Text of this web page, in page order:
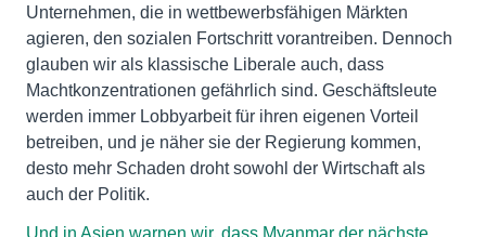
Unternehmen, die in wettbewerbsfähigen Märkten
agieren, den sozialen Fortschritt vorantreiben. Dennoch
glauben wir als klassische Liberale auch, dass
Machtkonzentrationen gefährlich sind. Geschäftsleute
werden immer Lobbyarbeit für ihren eigenen Vorteil
betreiben, und je näher sie der Regierung kommen,
desto mehr Schaden droht sowohl der Wirtschaft als
auch der Politik.
Und in Asien warnen wir, dass Myanmar der nächste